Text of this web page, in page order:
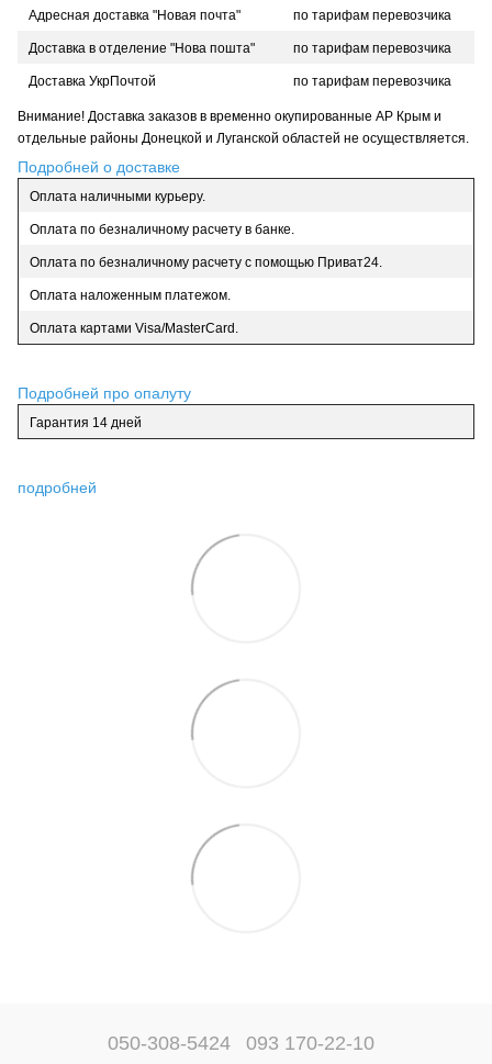
Адресная доставка "Новая почта" по тарифам перевозчика
Доставка в отделение "Нова пошта" по тарифам перевозчика
Доставка УкрПочтой по тарифам перевозчика
Внимание! Доставка заказов в временно окупированные АР Крым и
отдельные районы Донецкой и Луганской областей не осуществляется.
Подробней о доставке
Оплата наличными курьеру.
Оплата по безналичному расчету в банке.
Оплата по безналичному расчету с помощью Приват24.
Оплата наложенным платежом.
Оплата картами Visa/MasterCard.
Подробней про опалуту
Гарантия 14 дней
подробней
050-308-5424 093 170-22-10